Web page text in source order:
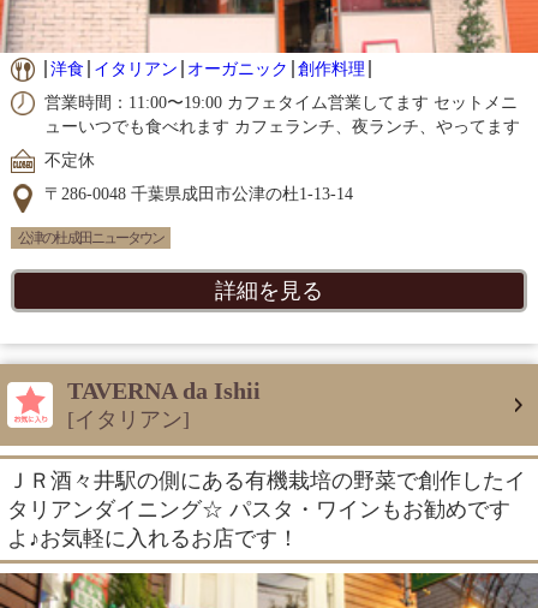
洋食 イタリアン オーガニック
創作料理
営業時間：11:00〜19:00 カフェタイム営業してます セットメニ
ューいつでも食べれます カフェランチ、夜ランチ、やってます
不定休
〒286-0048 千葉県成田市公津の杜1-13-14
公津の杜 成田ニュータウン
詳細を見る
TAVERNA da Ishii
[イタリアン]
ＪＲ酒々井駅の側にある有機栽培の野菜で創作したイ
タリアンダイニング☆ パスタ・ワインもお勧めです
よ♪お気軽に入れるお店です！